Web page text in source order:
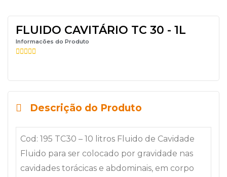
FLUIDO CAVITÁRIO TC 30 - 1L
Informacões do Produto
    
Descrição do Produto
Cod: 195 TC30 – 10 litros Fluido de Cavidade
Fluido para ser colocado por gravidade nas
cavidades torácicas e abdominais, em corpo